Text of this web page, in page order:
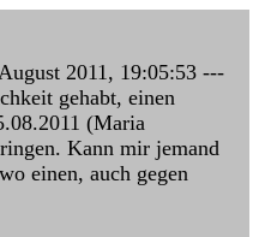
2011, 19:05:53 ---
gehabt, einen
(Maria
Kann mir jemand
einen, auch gegen